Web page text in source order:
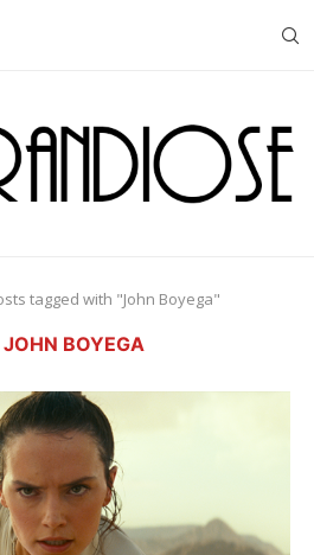
tagged with "John Boyega"
JOHN BOYEGA